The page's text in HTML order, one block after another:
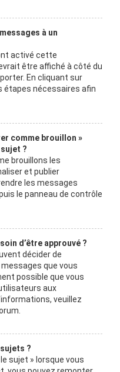
à un
activé cette
être affiché à côté du
En cliquant sur
étapes nécessaires afin
comme brouillon »
?
brouillons les
et publier
les messages
le panneau de contrôle
d’être approuvé ?
décider de
que vous
possible que vous
aux
veuillez
?
sujet » lorsque vous